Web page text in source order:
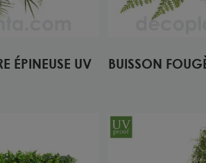
ÉPINEUSE UV BUISSON